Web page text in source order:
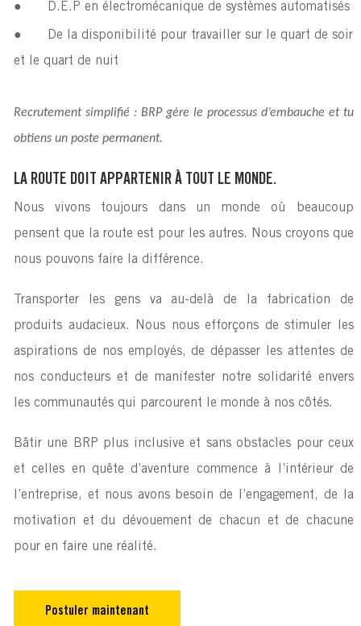
● D.E.P en électromécanique de systèmes automatisés
●
De la disponibilité pour travailler sur le quart de soir
et le quart de nuit
Recrutement simplifié : BRP gère le processus d’embauche et tu
obtiens un poste permanent.
LA ROUTE DOIT APPARTENIR À TOUT LE MONDE.
Nous vivons toujours dans un monde où beaucoup
pensent que la route est pour les autres. Nous croyons que
nous pouvons faire la différence.
Transporter les gens va au-delà de la fabrication de
produits audacieux. Nous nous efforçons de stimuler les
aspirations de nos employés, de dépasser les attentes de
nos conducteurs et de manifester notre solidarité envers
les communautés qui parcourent le monde à nos côtés.
Bâtir une BRP plus inclusive et sans obstacles pour ceux
et celles en quête d’aventure commence à l’intérieur de
l’entreprise, et nous avons besoin de l’engagement, de la
motivation et du dévouement de chacun et de chacune
pour en faire une réalité.
Postuler maintenant